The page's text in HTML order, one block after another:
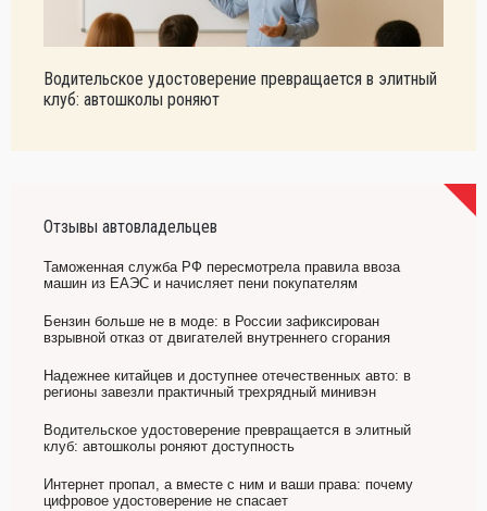
Водительское удостоверение превращается в элитный
клуб: автошколы роняют
Отзывы автовладельцев
Таможенная служба РФ пересмотрела правила ввоза
машин из ЕАЭС и начисляет пени покупателям
Бензин больше не в моде: в России зафиксирован
взрывной отказ от двигателей внутреннего сгорания
Надежнее китайцев и доступнее отечественных авто: в
регионы завезли практичный трехрядный минивэн
Водительское удостоверение превращается в элитный
клуб: автошколы роняют доступность
Интернет пропал, а вместе с ним и ваши права: почему
цифровое удостоверение не спасает